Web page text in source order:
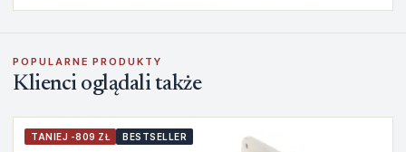
POPULARNE PRODUKTY
Klienci oglądali także
TANIEJ -809 ZŁ BESTSELLER